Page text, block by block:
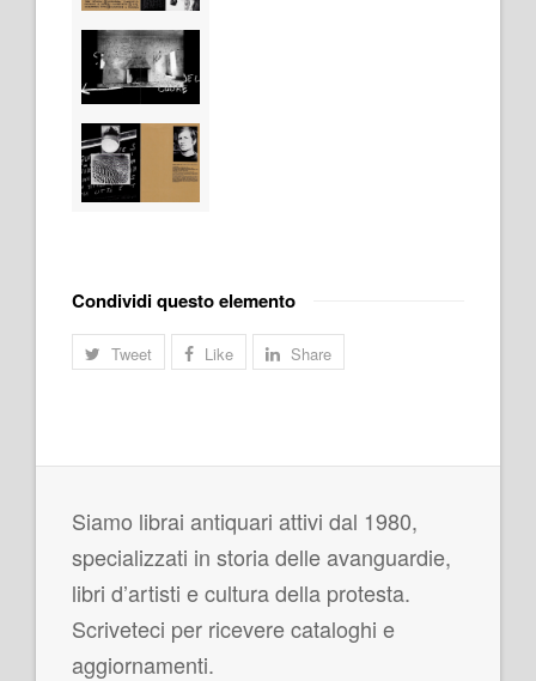
Condividi questo elemento
Tweet Like Share
Siamo librai antiquari attivi dal 1980,
specializzati in storia delle avanguardie,
libri d’artisti e cultura della protesta.
Scriveteci per ricevere cataloghi e
aggiornamenti.